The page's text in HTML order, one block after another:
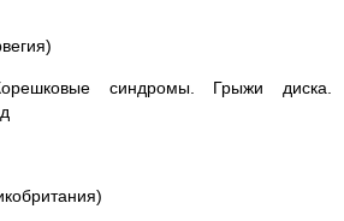
синдромы. Грыжи диска.